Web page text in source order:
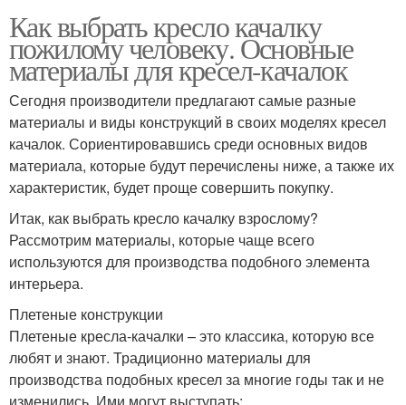
Как выбрать кресло качалку
пожилому человеку. Основные
материалы для кресел-качалок
Сегодня производители предлагают самые разные
материалы и виды конструкций в своих моделях кресел
качалок. Сориентировавшись среди основных видов
материала, которые будут перечислены ниже, а также их
характеристик, будет проще совершить покупку.
Итак, как выбрать кресло качалку взрослому?
Рассмотрим материалы, которые чаще всего
используются для производства подобного элемента
интерьера.
Плетеные конструкции
Плетеные кресла-качалки – это классика, которую все
любят и знают. Традиционно материалы для
производства подобных кресел за многие годы так и не